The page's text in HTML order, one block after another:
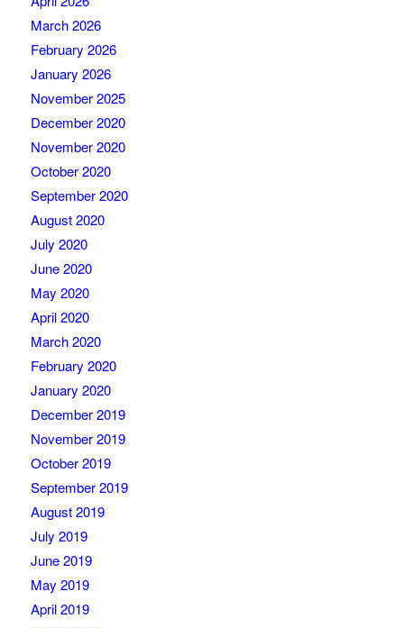
March 2026
February 2026
January 2026
November 2025
December 2020
November 2020
October 2020
September 2020
August 2020
July 2020
June 2020
May 2020
April 2020
March 2020
February 2020
January 2020
December 2019
November 2019
October 2019
September 2019
August 2019
July 2019
June 2019
May 2019
April 2019